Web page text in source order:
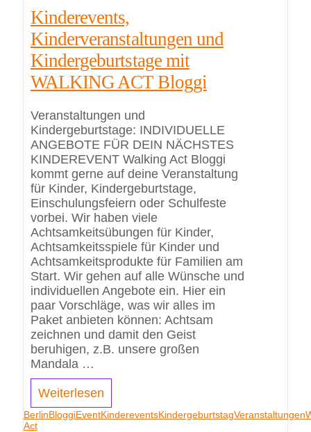
Kinderevents,
Kinderveranstaltungen und
Kindergeburtstage mit
WALKING ACT Bloggi
Veranstaltungen und
Kindergeburtstage: INDIVIDUELLE
ANGEBOTE FÜR DEIN NÄCHSTES
KINDEREVENT Walking Act Bloggi
kommt gerne auf deine Veranstaltung
für Kinder, Kindergeburtstage,
Einschulungsfeiern oder Schulfeste
vorbei. Wir haben viele
Achtsamkeitsübungen für Kinder,
Achtsamkeitsspiele für Kinder und
Achtsamkeitsprodukte für Familien am
Start. Wir gehen auf alle Wünsche und
individuellen Angebote ein. Hier ein
paar Vorschläge, was wir alles im
Paket anbieten können: Achtsam
zeichnen und damit den Geist
beruhigen, z.B. unsere großen
Mandala …
Weiterlesen
BerlinBloggiEventKindereventsKindergeburtstagVeranstaltungen
Act